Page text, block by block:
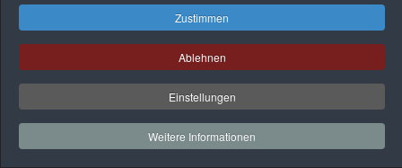
Zustimmen
Ablehnen
Einstellungen
Weitere Informationen